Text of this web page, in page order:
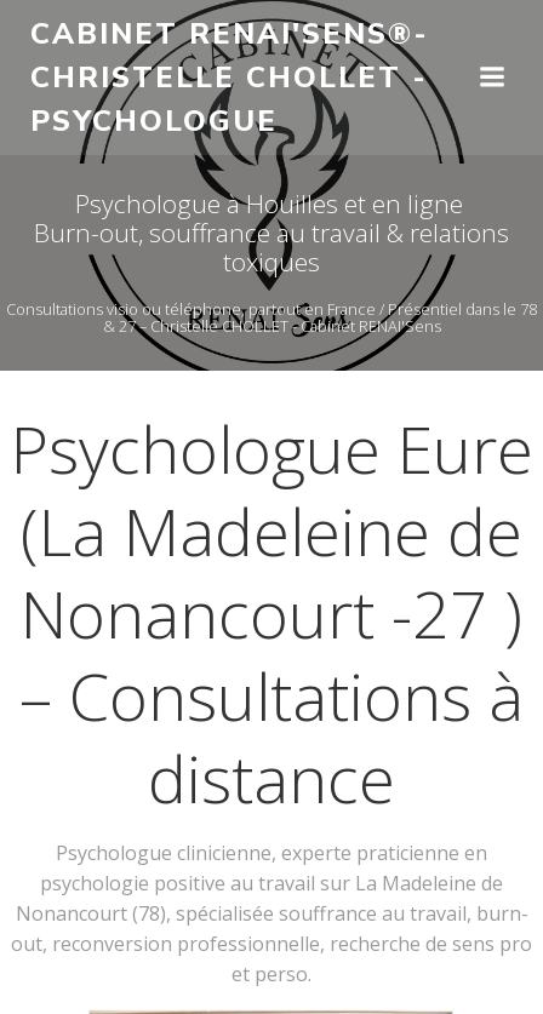
Aller
au
contenu
CABINET RENAI'SENS®-
CHRISTELLE CHOLLET -
PSYCHOLOGUE
Psychologue à Houilles et en ligne
Burn-out, souffrance au travail & relations
toxiques
Consultations visio ou téléphone, partout en France / Présentiel dans le 78
& 27 – Christelle CHOLLET - Cabinet RENAI'Sens
Psychologue Eure
(La Madeleine de
Nonancourt -27 )
– Consultations à
distance
Psychologue clinicienne, experte praticienne en
psychologie positive au travail sur La Madeleine de
Nonancourt (78), spécialisée souffrance au travail, burn-
out, reconversion professionnelle, recherche de sens pro
et perso.